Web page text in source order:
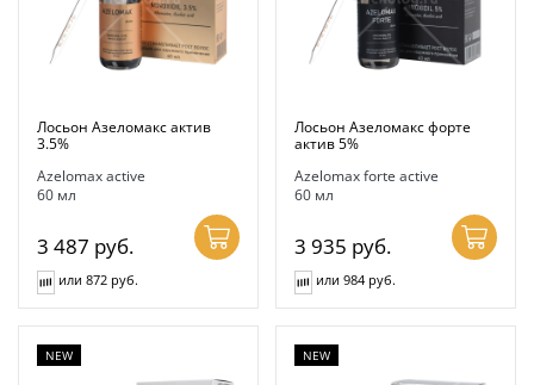
Лосьон Азеломакс актив
3.5%
Azelomax active
60 мл
3 487 руб.
или 872 руб.
Лосьон Азеломакс форте
актив 5%
Azelomax forte active
60 мл
3 935 руб.
или 984 руб.
NEW NEW